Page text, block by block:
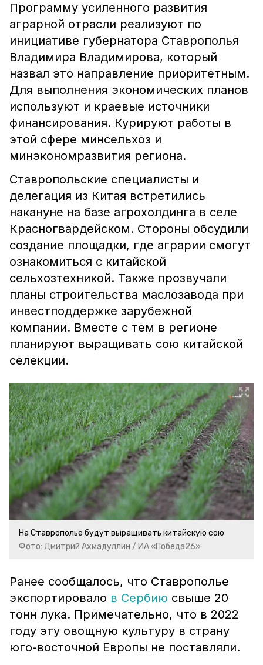
Программу усиленного развития
аграрной отрасли реализуют по
инициативе губернатора Ставрополья
Владимира Владимирова, который
назвал это направление приоритетным.
Для выполнения экономических планов
используют и краевые источники
финансирования. Курируют работы в
этой сфере минсельхоз и
минэкономразвития региона.
Ставропольские специалисты и
делегация из Китая встретились
накануне на базе агрохолдинга в селе
Красногвардейском. Стороны обсудили
создание площадки, где аграрии смогут
ознакомиться с китайской
сельхозтехникой. Также прозвучали
планы строительства маслозавода при
инвестподдержке зарубежной
компании. Вместе с тем в регионе
планируют выращивать сою китайской
селекции.
На Ставрополье будут выращивать китайскую сою
Фото: Дмитрий Ахмадуллин / ИА «Победа26»
Ранее сообщалось, что Ставрополье
экспортировало в Сербию свыше 20
тонн лука. Примечательно, что в 2022
году эту овощную культуру в страну
юго-восточной Европы не поставляли.